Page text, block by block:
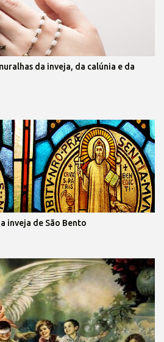
da inveja, da calúnia e da
inveja de São Bento